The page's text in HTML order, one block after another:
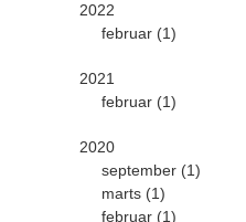
2022
februar (1)
2021
februar (1)
2020
september (1)
marts (1)
februar (1)